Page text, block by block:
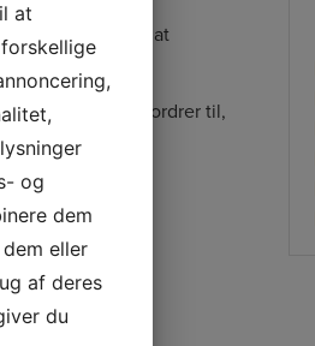
velkommen til at
så vi opfordrer til,
at
og
dem
eller
af deres
du